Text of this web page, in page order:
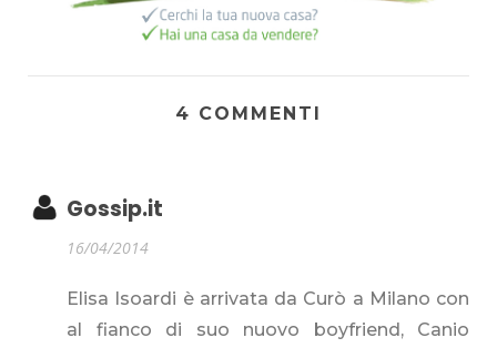
4 COMMENTI
Gossip.it
16/04/2014
Elisa Isoardi è arrivata da Curò a Milano con
al fianco di suo nuovo boyfriend, Canio